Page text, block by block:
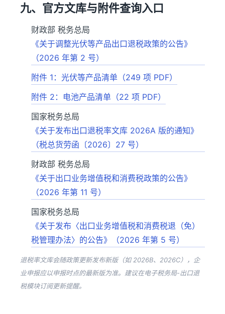
九、官方文库与附件查询入口
财政部 税务总局
《关于调整光伏等产品出口退税政策的公告》
（2026 年第 2 号）
附件 1：光伏等产品清单（249 项 PDF）
附件 2：电池产品清单（22 项 PDF）
国家税务总局
《关于发布出口退税率文库 2026A 版的通知》
（税总货劳函〔2026〕27 号）
财政部 税务总局
《关于出口业务增值税和消费税政策的公告》
（2026 年第 11 号）
国家税务总局
《关于发布〈出口业务增值税和消费税退（免）
税管理办法〉的公告》（2026 年第 5 号）
退税率文库会随政策更新发布新版（如 2026B、2026C），企
业申报应以申报时点的最新版为准。建议在电子税务局-出口退
税模块订阅更新提醒。